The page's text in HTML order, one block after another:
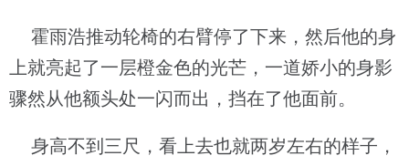
霍雨浩推动轮椅的右臂停了下来，然后他的身
上就亮起了一层橙金色的光芒，一道娇小的身影
骤然从他额头处一闪而出，挡在了他面前。
身高不到三尺，看上去也就两岁左右的样子，